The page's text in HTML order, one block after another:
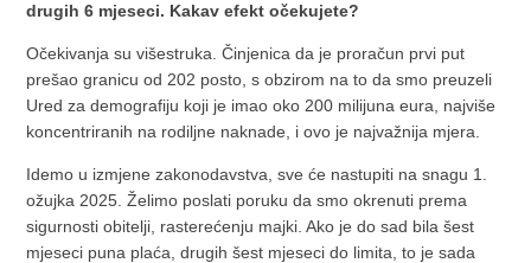
drugih 6 mjeseci. Kakav efekt očekujete?
Očekivanja su višestruka. Činjenica da je proračun prvi put
prešao granicu od 202 posto, s obzirom na to da smo preuzeli
Ured za demografiju koji je imao oko 200 milijuna eura, najviše
koncentriranih na rodiljne naknade, i ovo je najvažnija mjera.
Idemo u izmjene zakonodavstva, sve će nastupiti na snagu 1.
ožujka 2025. Želimo poslati poruku da smo okrenuti prema
sigurnosti obitelji, rasterećenju majki. Ako je do sad bila šest
mjeseci puna plaća, drugih šest mjeseci do limita, to je sada